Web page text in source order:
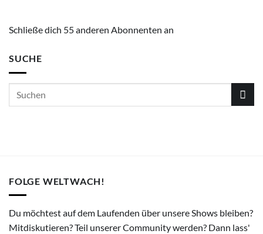
Schließe dich 55 anderen Abonnenten an
SUCHE
FOLGE WELTWACH!
Du möchtest auf dem Laufenden über unsere Shows bleiben?
Mitdiskutieren? Teil unserer Community werden? Dann lass'